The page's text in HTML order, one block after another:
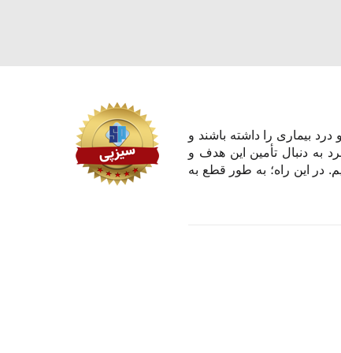
بیماری را داشته باشند و
به دنبال تأمین این هدف و
در این راه؛ به طور قطع به